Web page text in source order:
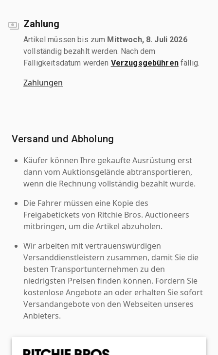
Zahlung
Artikel müssen bis zum Mittwoch, 8. Juli 2026
vollständig bezahlt werden. Nach dem
Fälligkeitsdatum werden Verzugsgebührenfällig.
Zahlungen
Versand und Abholung
Käufer können Ihre gekaufte Ausrüstung erst
dann vom Auktionsgelände abtransportieren,
wenn die Rechnung vollständig bezahlt wurde.
Die Fahrer müssen eine Kopie des
Freigabetickets von Ritchie Bros. Auctioneers
mitbringen, um die Artikel abzuholen.
Wir arbeiten mit vertrauenswürdigen
Versanddienstleistern zusammen, damit Sie die
besten Transportunternehmen zu den
niedrigsten Preisen finden können. Fordern Sie
kostenlose Angebote an oder erhalten Sie sofort
Versandangebote von den Webseiten unseres
Anbieters.